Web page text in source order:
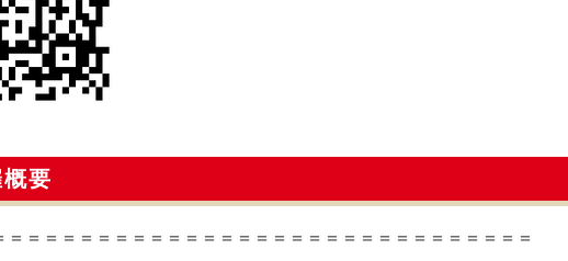
要
＝＝＝＝＝＝＝＝＝＝＝＝＝＝＝＝＝＝＝＝＝＝＝＝＝＝＝＝＝＝